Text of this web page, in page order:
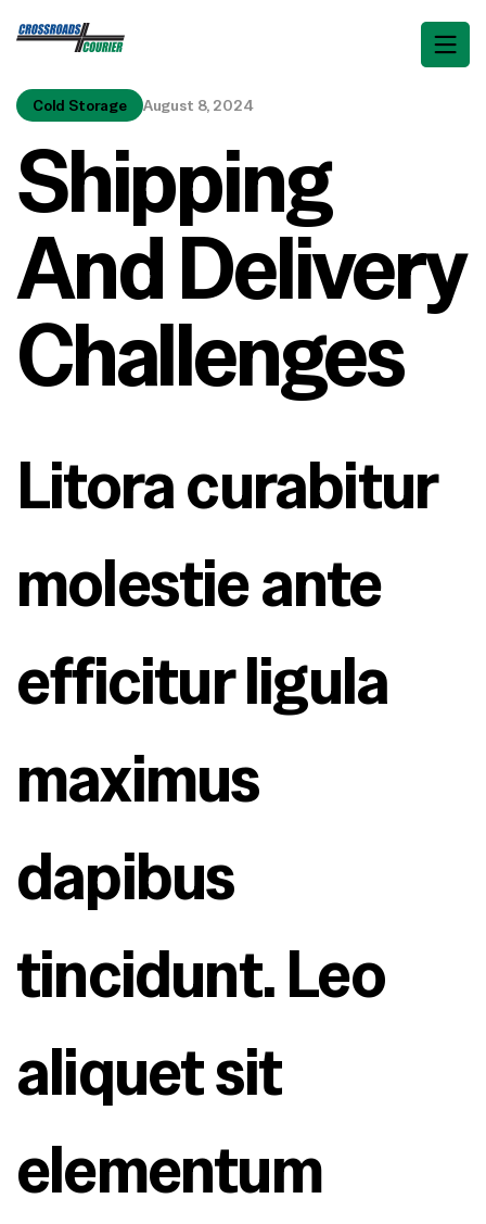
Cold Storage August 8, 2024
Shipping
And Delivery
Challenges
Litora curabitur
molestie ante
efficitur ligula
maximus
dapibus
tincidunt. Leo
aliquet sit
elementum